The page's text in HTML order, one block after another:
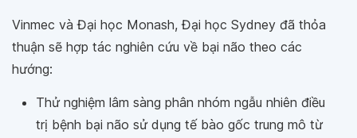
Vinmec và Đại học Monash, Đại học Sydney đã thỏa
thuận sẽ hợp tác nghiên cứu về bại não theo các
hướng:
Thử nghiệm lâm sàng phân nhóm ngẫu nhiên điều
trị bệnh bại não sử dụng tế bào gốc trung mô từ